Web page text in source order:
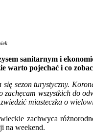
sanitarnym i
warto pojechać i co
sezon turystyczny.
zachęcam wszystkich do
miasteczka o
zachwyca
na weekend.